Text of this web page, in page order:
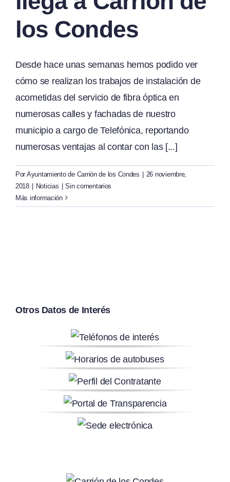
los Condes
Desde hace unas semanas hemos podido ver
cómo se realizan los trabajos de instalación de
acometidas del servicio de fibra óptica en
numerosas calles y fachadas de nuestro
municipio a cargo de Telefónica, reportando
numerosas ventajas al contar con las [...]
Por Ayuntamiento de Carrión de los Condes
26 noviembre,
2018
Noticias
Sin comentarios
Más información
Otros Datos de Interés